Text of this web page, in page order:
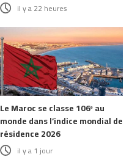
il y a 22 heures
Le Maroc se classe 106ᵉ au
monde dans l’indice mondial de
résidence 2026
il y a 1 jour